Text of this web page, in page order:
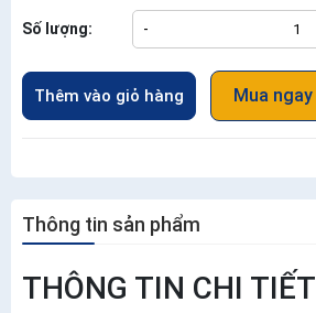
Số lượng: -
Thêm vào giỏ hàng Mua ngay
Thông tin sản phẩm
THÔNG TIN CHI TIẾT